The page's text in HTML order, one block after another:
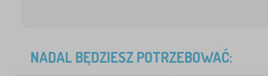
NADAL BĘDZIESZ POTRZEBOWAĆ: